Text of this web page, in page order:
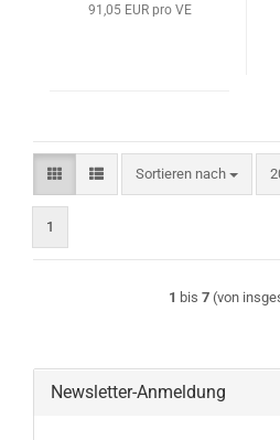
91,05 EUR pro VE
Sortieren nach
Sortieren nach
1
1 bis 7 (von
Newsletter-Anmeldung